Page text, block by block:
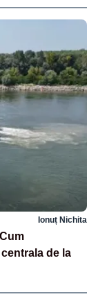
Ionuț Nichita
de la